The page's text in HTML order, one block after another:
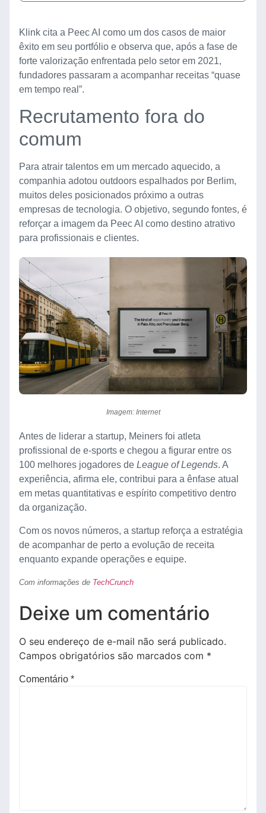
Klink cita a Peec AI como um dos casos de maior
êxito em seu portfólio e observa que, após a fase de
forte valorização enfrentada pelo setor em 2021,
fundadores passaram a acompanhar receitas “quase
em tempo real”.
Recrutamento fora do
comum
Para atrair talentos em um mercado aquecido, a
companhia adotou outdoors espalhados por Berlim,
muitos deles posicionados próximo a outras
empresas de tecnologia. O objetivo, segundo fontes, é
reforçar a imagem da Peec AI como destino atrativo
para profissionais e clientes.
Imagem: Internet
Antes de liderar a startup, Meiners foi atleta
profissional de e-sports e chegou a figurar entre os
100 melhores jogadores de League of Legends. A
experiência, afirma ele, contribui para a ênfase atual
em metas quantitativas e espírito competitivo dentro
da organização.
Com os novos números, a startup reforça a estratégia
de acompanhar de perto a evolução de receita
enquanto expande operações e equipe.
Com informações de TechCrunch
Deixe um comentário
O seu endereço de e-mail não será publicado.
Campos obrigatórios são marcados com *
Comentário *